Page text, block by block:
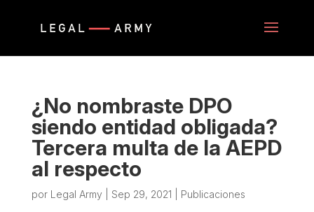
¿No nombraste DPO
siendo entidad obligada?
Tercera multa de la AEPD
al respecto
por Legal Army Sep 29, 2021 Publicaciones